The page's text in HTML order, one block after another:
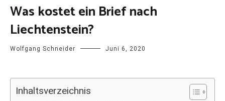
Was kostet ein Brief nach
Liechtenstein?
Wolfgang Schneider Juni 6, 2020
Inhaltsverzeichnis